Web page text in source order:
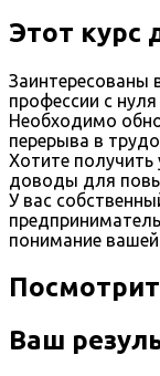
Этот курс
Заинтересованы
профессии с
Необходимо
перерыва в
Хотите получить
доводы для
У вас
понимание
Ваш